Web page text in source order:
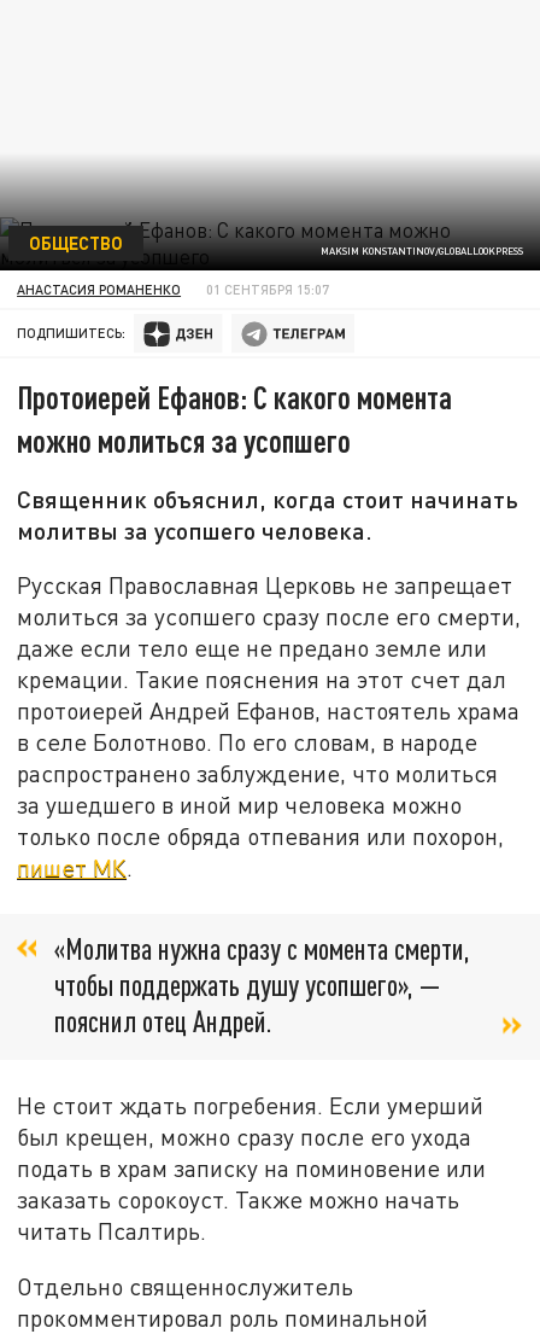
MAKSIM KONSTANTINOV/GLOBALLOOKPRESS
ОБЩЕСТВО
АНАСТАСИЯ РОМАНЕНКО 01 СЕНТЯБРЯ 15:07
ПОДПИШИТЕСЬ:
Протоиерей Ефанов: С какого момента
можно молиться за усопшего
Священник объяснил, когда стоит начинать
молитвы за усопшего человека.
Русская Православная Церковь не запрещает
молиться за усопшего сразу после его смерти,
даже если тело еще не предано земле или
кремации. Такие пояснения на этот счет дал
протоиерей Андрей Ефанов, настоятель храма
в селе Болотново. По его словам, в народе
распространено заблуждение, что молиться
за ушедшего в иной мир человека можно
только после обряда отпевания или похорон,
пишет МК.
«Молитва нужна сразу с момента смерти,
чтобы поддержать душу усопшего», —
пояснил отец Андрей.
Не стоит ждать погребения. Если умерший
был крещен, можно сразу после его ухода
подать в храм записку на поминовение или
заказать сорокоуст. Также можно начать
читать Псалтирь.
Отдельно священнослужитель
прокомментировал роль поминальной